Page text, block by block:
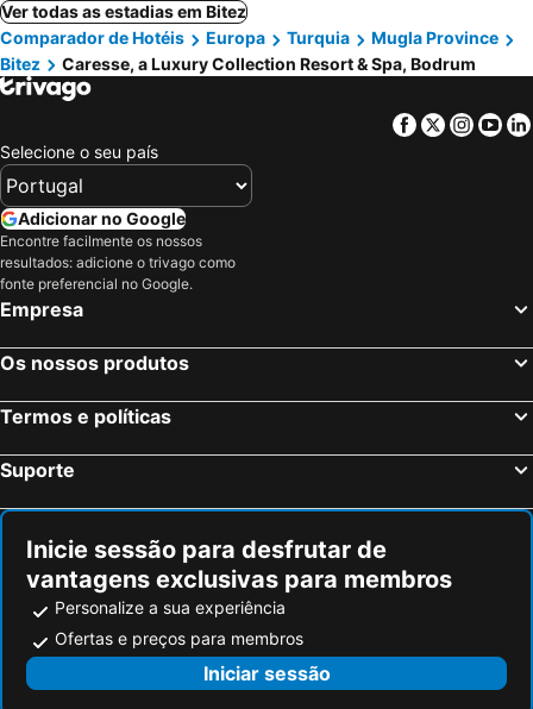
Ver todas as estadias em Bitez
Comparador de Hotéis
Europa Turquia
Mugla Province
Bitez
Caresse, a Luxury Collection Resort & Spa, Bodrum
Facebook
Twitter
Selecione o seu país
Adicionar no Google
Encontre facilmente os nossos
resultados: adicione o trivago como
fonte preferencial no Google.
Empresa
Os nossos produtos
Termos e políticas
Suporte
Inicie sessão para desfrutar de
vantagens exclusivas para membros
Personalize a sua experiência
Ofertas e preços para membros
Iniciar sessão